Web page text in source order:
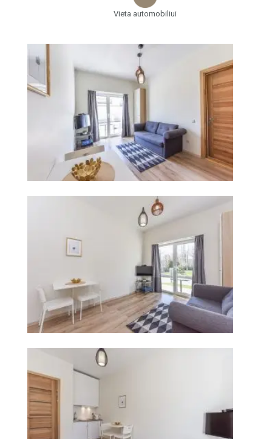
Vieta automobiliui